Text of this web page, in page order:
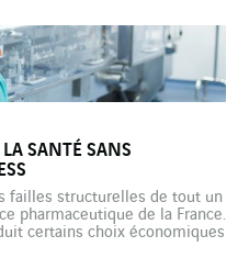
du grand mouvement de
notamment, leur offre de
SANTÉ SANS
failles structurelles de tout un
pharmaceutique de la France.
certains choix économiques